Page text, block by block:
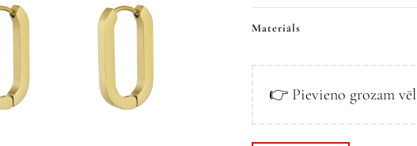
Materiāls
👉 Pievieno grozam vēl